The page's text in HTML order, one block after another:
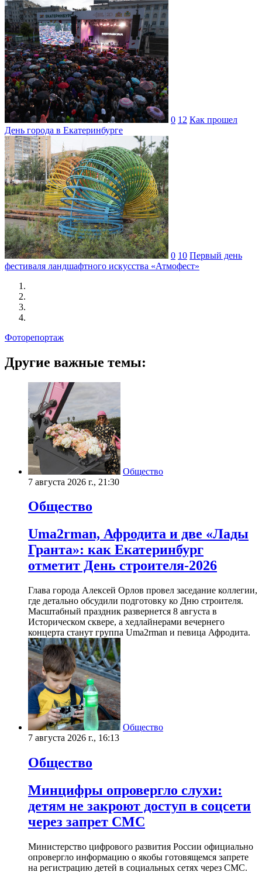
0 12 Как прошел
День города в Екатеринбурге
0 10 Первый день
фестиваля ландшафтного искусства «Атмофест»
Фоторепортаж
Другие важные темы:
Общество
7 августа 2026 г., 21:30
Общество
Uma2rman, Афродита и две «Лады
Гранта»: как Екатеринбург
отметит День строителя-2026
Глава города Алексей Орлов провел заседание коллегии,
где детально обсудили подготовку ко Дню строителя.
Масштабный праздник развернется 8 августа в
Историческом сквере, а хедлайнерами вечернего
концерта станут группа Uma2rman и певица Афродита.
Общество
7 августа 2026 г., 16:13
Общество
Минцифры опровергло слухи:
детям не закроют доступ в соцсети
через запрет СМС
Министерство цифрового развития России официально
опровергло информацию о якобы готовящемся запрете
на регистрацию детей в социальных сетях через СМС.